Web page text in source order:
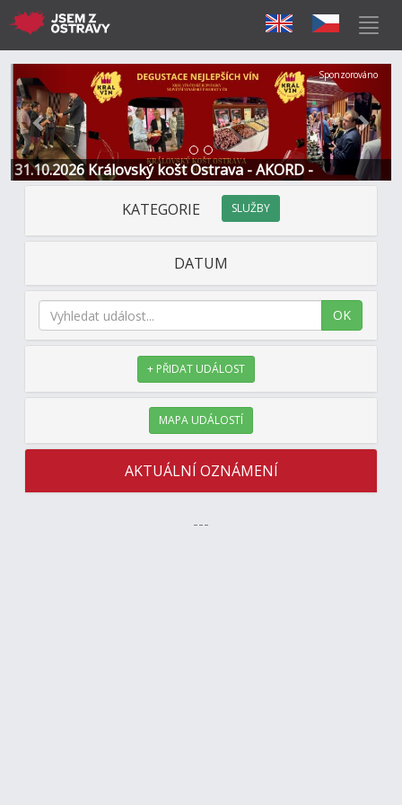
31.10.2026 Královský košt Ostrava - AKORD -
Restaurace a Hotel
Předchozí Další
Sponzorováno
KATEGORIE SLUŽBY
DATUM
OK
+ PŘIDAT UDÁLOST
MAPA UDÁLOSTÍ
AKTUÁLNÍ OZNÁMENÍ
---